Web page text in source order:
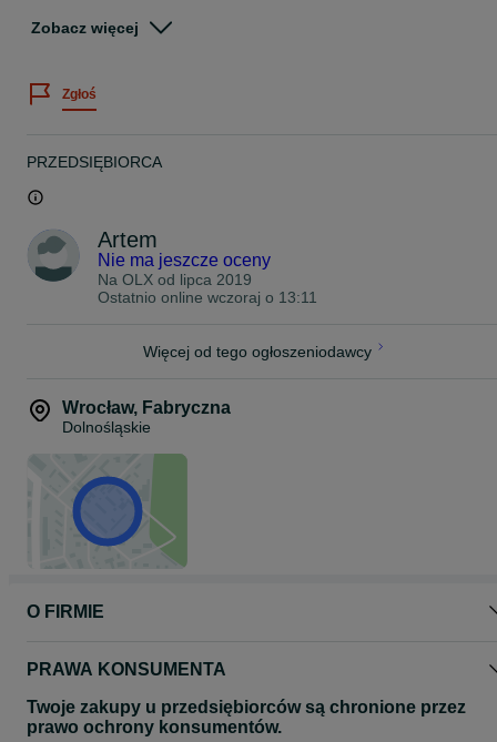
Średnica koperty: 40 mm
Pudełko
Dokumenty
Cena katalogowa: 19850 PLN
Możliwy odbiór osobisty na terenie Polski, Czech i Niemiec (do
Wysyłka na cały świat kurierem UPS/DHL
Płatność: Przelew bankowy lub spotkanie osobiste we Wrocławiu
Istnieje możliwość wymiany
Zobacz więcej
Zgłoś
PRZEDSIĘBIORCA
Artem
Nie ma jeszcze oceny
Na OLX od lipca 2019
Ostatnio online wczoraj o 13:11
Więcej od tego ogłoszeniodawcy
Wrocław, Fabryczna
Dolnośląskie
O FIRMIE
PRAWA KONSUMENTA
Twoje zakupy u przedsiębiorców są chronione przez
prawo ochrony konsumentów.